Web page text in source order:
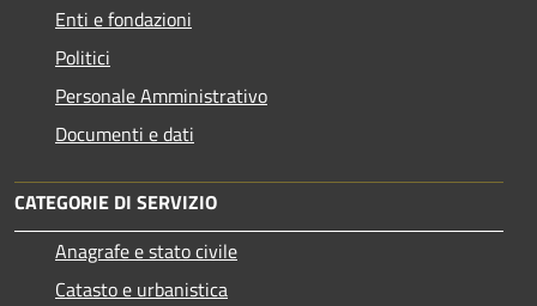
Enti e fondazioni
Politici
Personale Amministrativo
Documenti e dati
CATEGORIE DI SERVIZIO
Anagrafe e stato civile
Catasto e urbanistica